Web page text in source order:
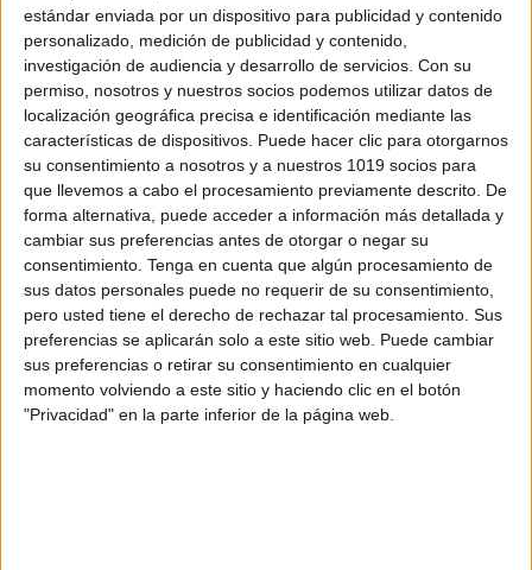
estándar enviada por un dispositivo para publicidad y contenido
personalizado, medición de publicidad y contenido,
investigación de audiencia y desarrollo de servicios. Con su
permiso, nosotros y nuestros socios podemos utilizar datos de
localización geográfica precisa e identificación mediante las
características de dispositivos. Puede hacer clic para otorgarnos
su consentimiento a nosotros y a nuestros 1019 socios para
que llevemos a cabo el procesamiento previamente descrito. De
forma alternativa, puede acceder a información más detallada y
cambiar sus preferencias antes de otorgar o negar su
consentimiento. Tenga en cuenta que algún procesamiento de
sus datos personales puede no requerir de su consentimiento,
pero usted tiene el derecho de rechazar tal procesamiento. Sus
preferencias se aplicarán solo a este sitio web. Puede cambiar
sus preferencias o retirar su consentimiento en cualquier
momento volviendo a este sitio y haciendo clic en el botón
"Privacidad" en la parte inferior de la página web.
WHATSAPP